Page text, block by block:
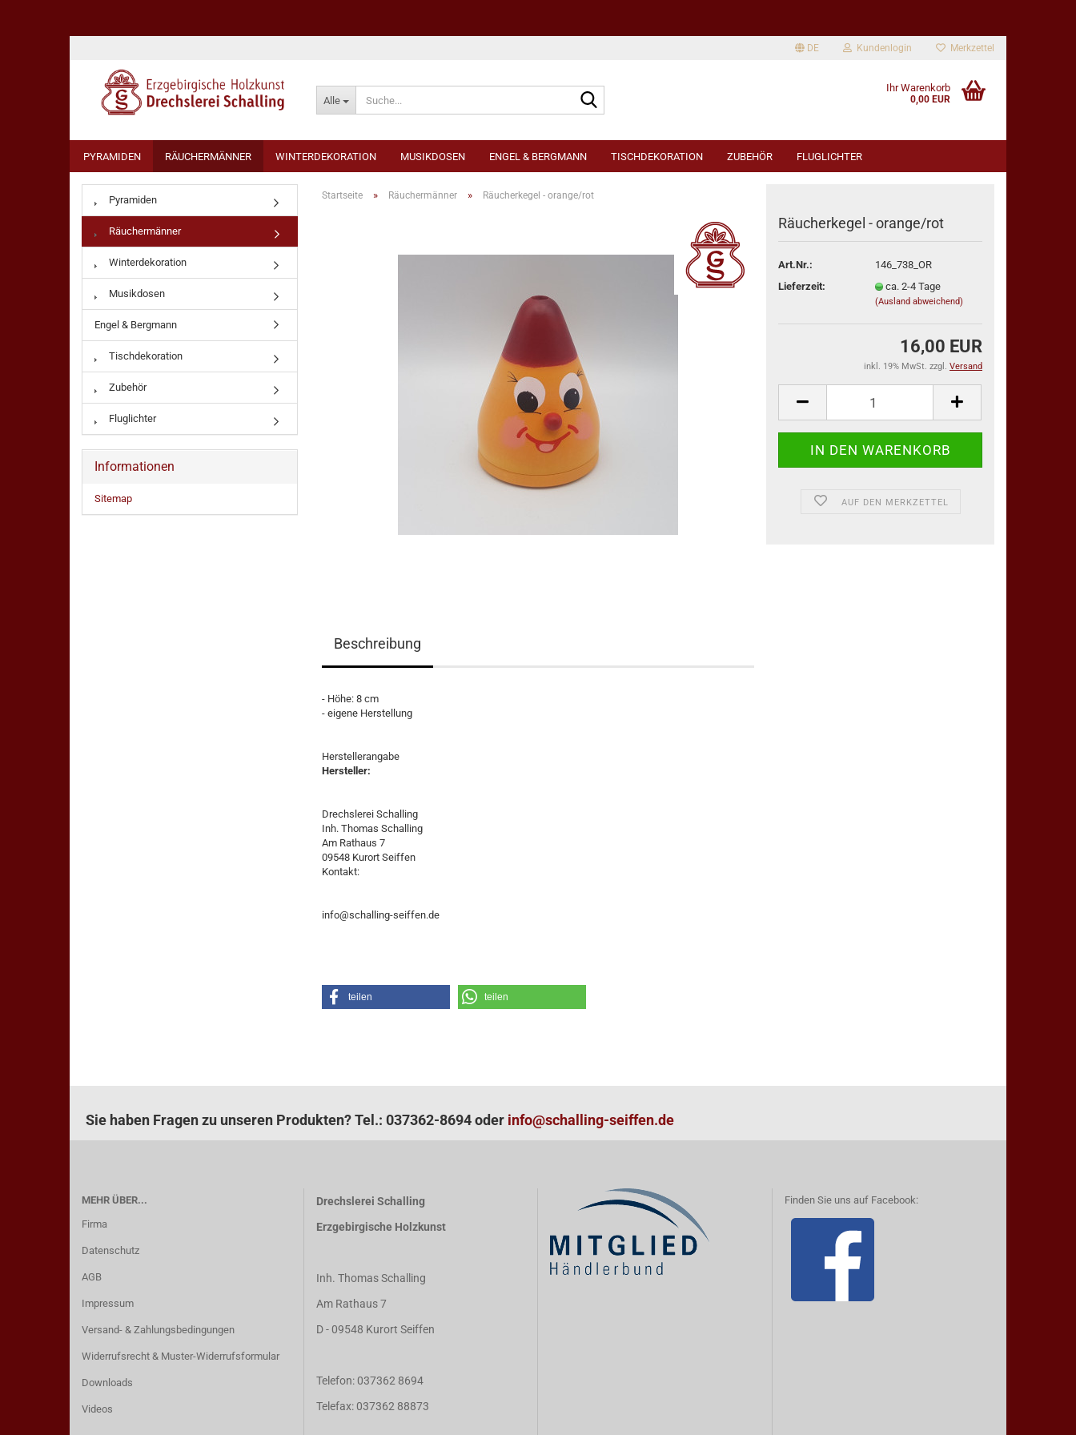
DE Kundenlogin
Konto erstellen
Passwort vergessen?
Merkzettel
Alle
Ihr Warenkorb
0,00 EUR
PYRAMIDEN RÄUCHERMÄNNER WINTERDEKORATION MUSIKDOSEN ENGEL & BERGMANN TISCHDEKORATION ZUBEHÖR FLUGLICHTER
Startseite » Räuchermänner » Räucherkegel - orange/rot
Räucherkegel - orange/rot
Art.Nr.:
146_738_OR
Lieferzeit:
ca. 2-4 Tage
(Ausland abweichend)
16,00 EUR
inkl. 19% MwSt. zzgl. Versand
AUF DEN MERKZETTEL
Beschreibung
- Höhe: 8 cm
- eigene Herstellung
Herstellerangabe
Hersteller:
Drechslerei Schalling
Inh. Thomas Schalling
Am Rathaus 7
09548 Kurort Seiffen
Kontakt:
info@schalling-seiffen.de
teilen teilen
Pyramiden
Räuchermänner
Winterdekoration
Musikdosen
Engel & Bergmann
Tischdekoration
Zubehör
Fluglichter
Informationen
Sitemap
Sie haben Fragen zu unseren Produkten? Tel.: 037362-8694 oder info@schalling-seiffen.de
MEHR ÜBER...
Firma
Datenschutz
AGB
Impressum
Versand- & Zahlungsbedingungen
Widerrufsrecht & Muster-Widerrufsformular
Downloads
Videos
Drechslerei Schalling
Erzgebirgische Holzkunst
Inh. Thomas Schalling
Am Rathaus 7
D - 09548 Kurort Seiffen
Telefon: 037362 8694
Telefax: 037362 88873
Finden Sie uns auf Facebook: